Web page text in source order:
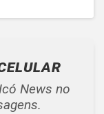
News no